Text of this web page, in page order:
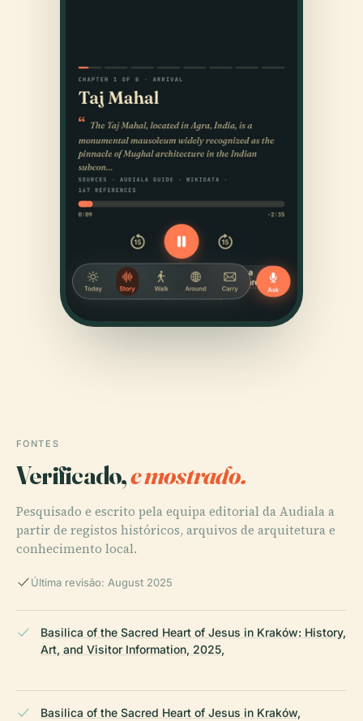
FONTES
Verificado,e mostrado.
Pesquisado e escrito pela equipa editorial da Audiala a
partir de registos históricos, arquivos de arquitetura e
conhecimento local.
Última revisão: August 2025
Basilica of the Sacred Heart of Jesus in Kraków: History,
Art, and Visitor Information, 2025,
Basilica of the Sacred Heart of Jesus in Kraków,